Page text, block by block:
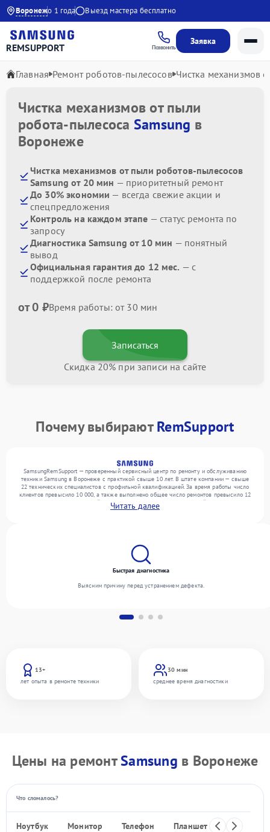
Воронеж
Гарантия до 1 года Выезд мастера бесплатно
REMSUPPORT Позвонить
Заявка
Главная Ремонт роботов-пылесосов Чистка механизмов
Чистка механизмов от пыли
робота-пылесоса Samsung в
Воронеже
Чистка механизмов от пыли роботов-пылесосов
Samsung от 20 мин — приоритетный ремонт
До 30% экономии — всегда свежие акции и
спецпредложения
Контроль на каждом этапе — статус ремонта по
запросу
Диагностика Samsung от 10 мин — понятный
вывод
Официальная гарантия до 12 мес. — с
поддержкой после ремонта
от 0 ₽Время работы: от 30 мин
Записаться
Скидка 20% при записи на сайте
Почему выбираютRemSupport
SamsungRemSupport — проверенный сервисный центр по ремонту и обслуживанию
техники Samsung в Воронеже с практикой свыше 10 лет. В штате компании — свыше
22 технических специалистов с профильной квалификацией. За время работы число
клиентов превысило 10 000, а также выполнено общее число ремонтов превысило 12
000. Ежемесячно в сервисный центр поступает более 300 обращений, включая , , . Мы
беремся за задачи любой сложности и поддерживаем высокий стандарт качества
Читать далее
13+
лет опыта в ремонте техники
30 мин
среднее время диагностики
Быстрая диагностика
Выясним причину перед устранением дефекта.
Цены на ремонтSamsung в Воронеже
Что сломалось?
Ноутбук Монитор Телефон Планшет